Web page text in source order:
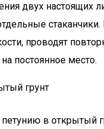
двух настоящих
стаканчики.
проводят
постоянное место.
грунт
в открытый